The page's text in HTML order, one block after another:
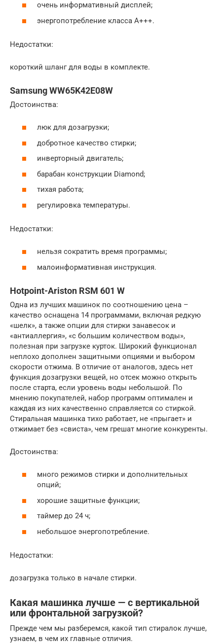
очень информативный дисплей;
энергопотребление класса А+++.
Недостатки:
короткий шланг для воды в комплекте.
Samsung WW65K42E08W
Достоинства:
люк для дозагрузки;
добротное качество стирки;
инверторный двигатель;
барабан конструкции Diamond;
тихая работа;
регулировка температуры.
Недостатки:
нельзя сократить время программы;
малоинформативная инструкция.
Hotpoint-Ariston RSM 601 W
Одна из лучших машинок по соотношению цена –
качество оснащена 14 программами, включая редкую
«шелк», а также опции для стирки занавесок и
«антиаллергия», «с большим количеством воды»,
полезная при загрузке курток. Широкий функционал
неплохо дополнен защитными опциями и выбором
скорости отжима. В отличие от аналогов, здесь нет
функция дозагрузки вещей, но отсек можно открыть
после старта, если уровень воды небольшой. По
мнению покупателей, набор программ оптимален и
каждая из них качественно справляется со стиркой.
Стиральная машинка тихо работает, не «прыгает» и
отжимает без «свиста», чем грешат многие конкуренты.
Достоинства:
много режимов стирки и дополнительных
опций;
хорошие защитные функции;
таймер до 24 ч;
небольшое энергопотребление.
Недостатки:
дозагрузка только в начале стирки.
Какая машинка лучше — с вертикальной
или фронтальной загрузкой?
Прежде чем мы разберемся, какой тип стиралок лучше,
узнаем, в чем их главные отличия.